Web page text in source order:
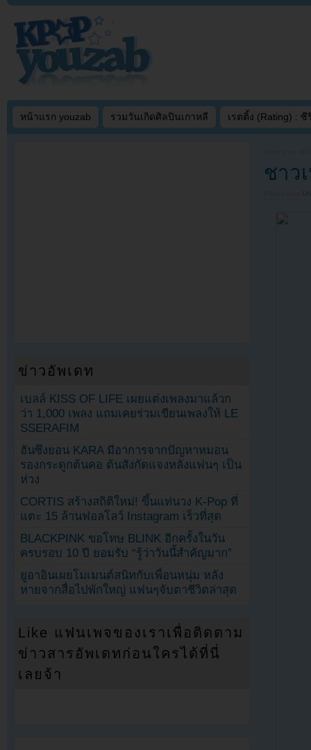
หน้าแรก youzab รวมวันเกิดศิลปินเกาหลี เรตติ้ง (Rating) : ซี
ชาว
ข่าวอัพเดท
เบลล์ KISS OF LIFE เผยแต่งเพลงมาแล้วก
ว่า 1,000 เพลง แถมเคยร่วมเขียนเพลงให้ LE
SSERAFIM
ฮันซึงยอน KARA มีอาการจากปัญหาหมอน
รองกระดูกต้นคอ ต้นสังกัดแจงหลังแฟนๆ เป็น
ห่วง
CORTIS สร้างสถิติใหม่! ขึ้นแท่นวง K-Pop ที่
แตะ 15 ล้านฟอลโลว์ Instagram เร็วที่สุด
BLACKPINK ขอโทษ BLINK อีกครั้งในวัน
ครบรอบ 10 ปี ยอมรับ “รู้ว่าวันนี้สำคัญมาก”
ยูอาอินเผยโมเมนต์สนิทกับเพื่อนหนุ่ม หลัง
หายจากสื่อไปพักใหญ่ แฟนๆจับตาชีวิตล่าสุด
Like แฟนเพจของเราเพื่อติดตาม
ข่าวสารอัพเดทก่อนใครได้ที่นี่
เลยจ้า